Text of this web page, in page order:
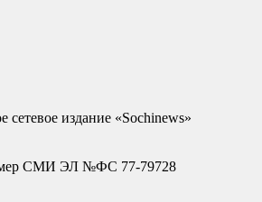
сетевое издание «Sochinews»
СМИ ЭЛ №ФС 77-79728